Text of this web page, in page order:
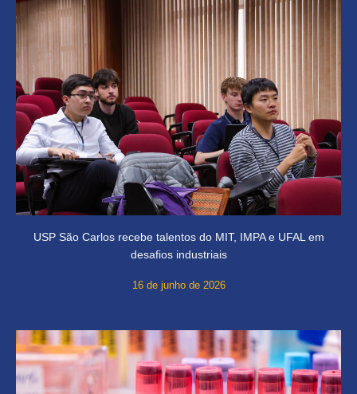
USP São Carlos recebe talentos do MIT, IMPA e UFAL em
desafios industriais
16 de junho de 2026